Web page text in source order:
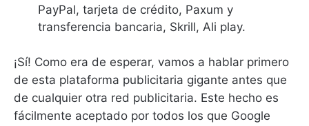
PayPal, tarjeta de crédito, Paxum y
transferencia bancaria, Skrill, Ali play.
¡Sí! Como era de esperar, vamos a hablar primero
de esta plataforma publicitaria gigante antes que
de cualquier otra red publicitaria. Este hecho es
fácilmente aceptado por todos los que Google